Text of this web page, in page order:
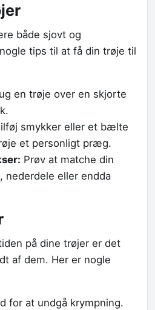
både sjovt og
tips til at få din trøje til
en trøje over en skjorte
smykker eller et bælte
et personligt præg.
Prøv at matche din
nederdele eller endda
på dine trøjer er det
af dem. Her er nogle
for at undgå krympning.